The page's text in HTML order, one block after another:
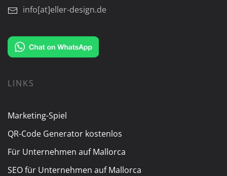
info[at]eller-design.de
LINKS
Marketing-Spiel
QR-Code Generator kostenlos
Für Unternehmen auf Mallorca
SEO für Unternehmen auf Mallorca